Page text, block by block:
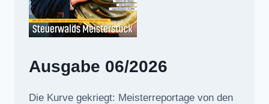
Ausgabe 06/2026
Die Kurve gekriegt: Meisterreportage von den